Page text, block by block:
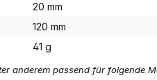
20 mm
120 mm
41 g
anderem passend für folgende